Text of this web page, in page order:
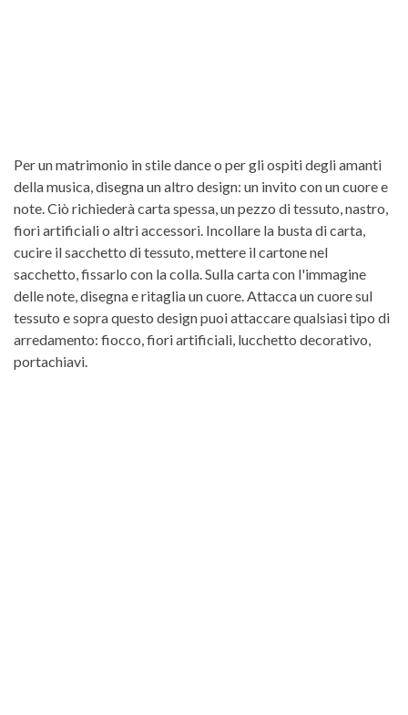
Per un matrimonio in stile dance o per gli ospiti degli amanti
della musica, disegna un altro design: un invito con un cuore e
note. Ciò richiederà carta spessa, un pezzo di tessuto, nastro,
fiori artificiali o altri accessori. Incollare la busta di carta,
cucire il sacchetto di tessuto, mettere il cartone nel
sacchetto, fissarlo con la colla. Sulla carta con l'immagine
delle note, disegna e ritaglia un cuore. Attacca un cuore sul
tessuto e sopra questo design puoi attaccare qualsiasi tipo di
arredamento: fiocco, fiori artificiali, lucchetto decorativo,
portachiavi.